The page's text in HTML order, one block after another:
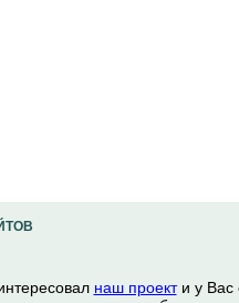
наш проекти у Вас